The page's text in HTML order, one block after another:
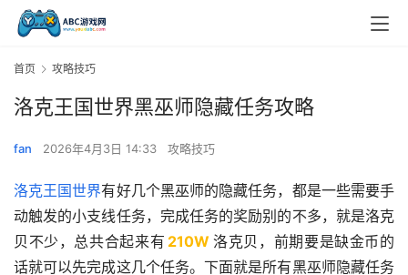
首页 攻略技巧
洛克王国世界黑巫师隐藏任务攻略
fan 2026年4月3日 14:33 攻略技巧
洛克王国世界有好几个黑巫师的隐藏任务，都是一些需要手
动触发的小支线任务，完成任务的奖励别的不多，就是洛克
贝不少，总共合起来有 210W 洛克贝，前期要是缺金币的
话就可以先完成这几个任务。下面就是所有黑巫师隐藏任务